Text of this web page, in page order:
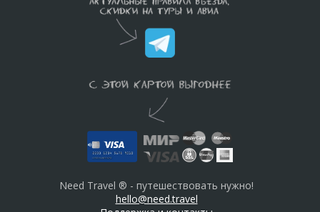
Need Travel ® - путешествовать нужно!
hello@need.travel